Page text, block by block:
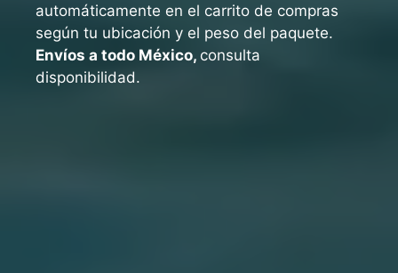
automáticamente en el carrito de compras
según tu ubicación y el peso del paquete.
Envíos a todo México, consulta
disponibilidad.